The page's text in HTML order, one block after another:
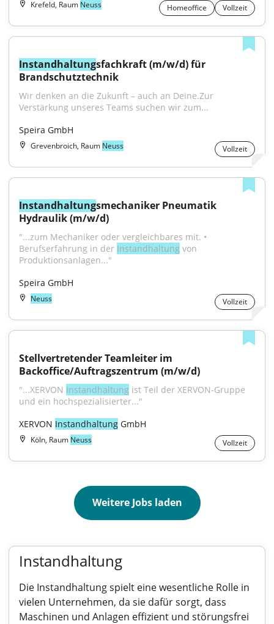
Krefeld, Raum Neuss Homeoffice Vollzeit
Instandhaltungsfachkraft (m/w/d) für
Brandschutztechnik
Wir denken an die Zukunft – auch an Deine.Zur
Verstärkung unseres Teams suchen wir zum...
Speira GmbH
Grevenbroich, Raum Neuss Vollzeit
Instandhaltungsmechaniker Pneumatik
Hydraulik (m/w/d)
"...zum Mechaniker oder vergleichbares mit. •
Berufserfahrung in der Instandhaltung von
Produktionsanlagen..."
Speira GmbH
Neuss Vollzeit
Stellvertretender Teamleiter im
Backoffice/Auftragszentrum (m/w/d)
"...XERVON Instandhaltung ist Teil der XERVON-Gruppe
und ein hochspezialisierter..."
XERVON Instandhaltung GmbH
Köln, Raum Neuss Vollzeit
Weitere Jobs laden
Instandhaltung
Die Instandhaltung spielt eine wesentliche Rolle in
vielen Unternehmen, da sie dafür sorgt, dass
Maschinen und Anlagen effizient und störungsfrei